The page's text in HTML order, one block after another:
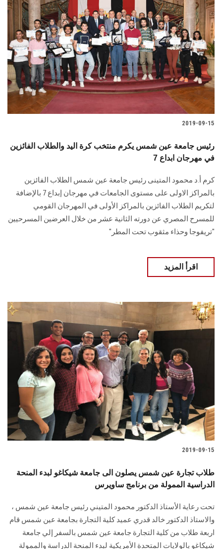
2019-09-15
رئيس جامعة عين شمس يكرم منتخب كرة اليد والطلاب الفائزين
في مهرجان ابداع 7
كرم أ.د محمود المتينى رئيس جامعة عين شمس الطلاب الفائزين
بالمراكز الاولى على مستوى الجامعات في مهرجان إبداع 7 بالإضافة
لتكريم الطلاب الفائزين بالمراكز الأولى في المهرجان القومي
للمسرح المصري عن دورته الثانية عشر من خلال العرضين المسرحيين
"تريفوجا وحذاء مثقوب تحت المطر"
اقرأ المزيد
2019-09-15
طلاب تجارة عين شمس يصلون الى جامعة شيكاغو لبدء المنحة
الدراسية الممولة من برنامج ساويرس
تحت رعاية الأستاذ الدكتور محمود المتيني رئيس جامعة عين شمس ،
والاستاذ الدكتور خالد قدري عميد كلية التجارة بجامعة عين شمس قام
اربعة طلاب من كلية التجارة جامعة عين شمس بالسفر إلي جامعة
شيكاغو بالولايات المتحدة الأمريكية لبدء المنحة الدراسة والممولة